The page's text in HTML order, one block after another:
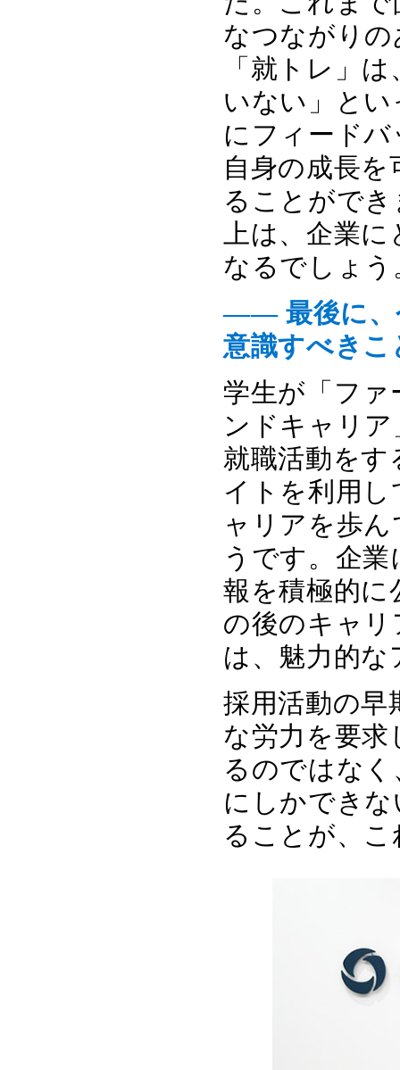
なつながり
「就トレ」
いない」と
にフィード
自身の成長
ることがで
上は、企業
なるでしょう
―― 最後に、
意識すべき
学生が「フ
ンドキャリ
就職活動を
イトを利用
ャリアを歩
うです。企
報を積極的に
の後のキャ
は、魅力的
採用活動の早
な労力を要
るのではな
にしかでき
ることが、